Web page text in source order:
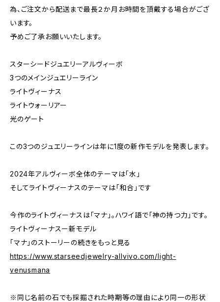
為、ご注文から配送まで最長２か月お時間を頂戴する場合がござ
います。
予めご了承お願いいたします。
スターシードジュエリーアルヴィーボ
3つのメインジュエリーライン
ライトヴィーナス
ライトウォーリアー
光のゲート
この3つのジュエリーラインは年に1度の新作モデルを発表します。
2024年アルヴィーボ全体のテーマは「水」
そしてライトヴィーナスのテーマは「和合」です
今作のライトヴィーナスは「マナ」。ハワイ語で「神の持つ力」です。
ライトヴィーナスー新モデル
「マナ」のストーリーの続きをもっと見る
https://www.starseedjewelry-allvivo.com/light-
venusmana
※同じ名前の石でも採掘された時期等の理由により同一の形状